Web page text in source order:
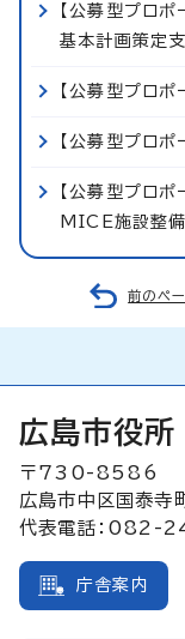
【公募型プロ
基本計画策定
【公募型プロ
【公募型プロ
【公募型プロポ
MICE施設整
前のペ
広島市役所
〒730-8586
広島市中区国泰
代表電話：082-
庁舎案内